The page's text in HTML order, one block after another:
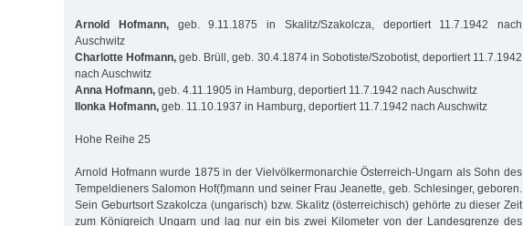
Arnold Hofmann,geb. 9.11.1875 in Skalitz/Szakolcza, deportiert 11.7.1942 nach
Auschwitz
Charlotte Hofmann, geb. Brüll, geb. 30.4.1874 in Sobotiste/Szobotist, deportiert 11.7.1942
nach Auschwitz
Anna Hofmann, geb. 4.11.1905 in Hamburg, deportiert 11.7.1942 nach Auschwitz
Ilonka Hofmann, geb. 11.10.1937 in Hamburg, deportiert 11.7.1942 nach Auschwitz
Hohe Reihe 25
Arnold Hofmann wurde 1875 in der Vielvölkermonarchie Österreich-Ungarn als Sohn des
Tempeldieners Salomon Hof(f)mann und seiner Frau Jeanette, geb. Schlesinger, geboren.
Sein Geburtsort Szakolcza (ungarisch) bzw. Skalitz (österreichisch) gehörte zu dieser Zeit
zum Königreich Ungarn und lag nur ein bis zwei Kilometer von der Landesgrenze des